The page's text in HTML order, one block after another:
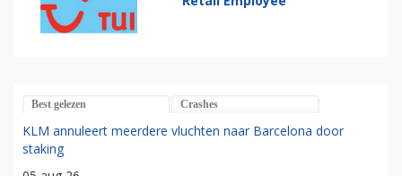
Best gelezen Crashes
KLM annuleert meerdere vluchten naar Barcelona door
staking